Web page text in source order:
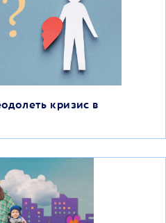
кризис в